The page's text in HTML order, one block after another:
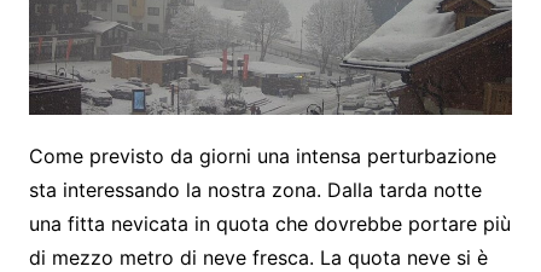
Come previsto da giorni una intensa perturbazione
sta interessando la nostra zona. Dalla tarda notte
una fitta nevicata in quota che dovrebbe portare più
di mezzo metro di neve fresca. La quota neve si è